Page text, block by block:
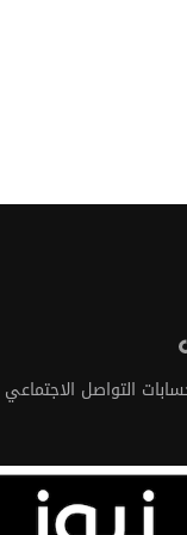
التواصل الاجتماعي